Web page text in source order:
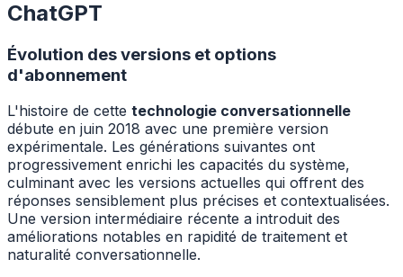
ChatGPT
Évolution des versions et options
d'abonnement
L'histoire de cette technologie conversationnelle
débute en juin 2018 avec une première version
expérimentale. Les générations suivantes ont
progressivement enrichi les capacités du système,
culminant avec les versions actuelles qui offrent des
réponses sensiblement plus précises et contextualisées.
Une version intermédiaire récente a introduit des
améliorations notables en rapidité de traitement et
naturalité conversationnelle.